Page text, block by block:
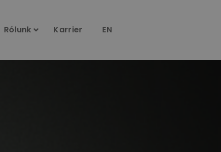
Rólunk Karrier EN